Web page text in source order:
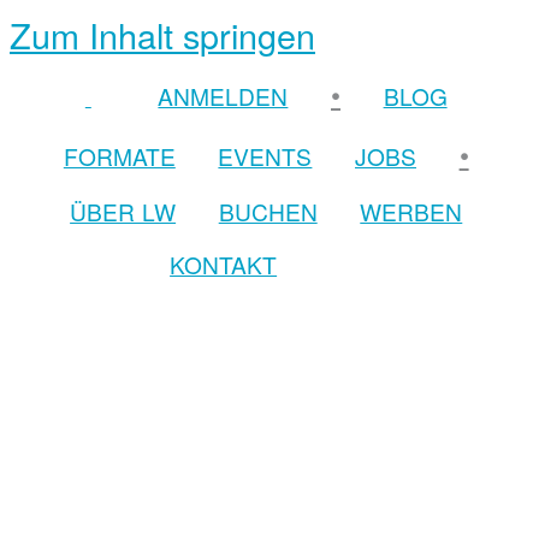
Zum Inhalt springen
ANMELDEN •
BLOG
FORMATE
EVENTS JOBS •
ÜBER LW BUCHEN
WERBEN
KONTAKT